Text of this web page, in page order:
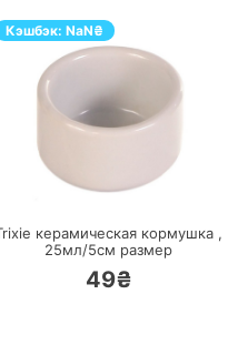
Кэшбэк: NaN₴
ПЕРЕЙТИ
керамическая кормушка ,
25мл/5см размер
49₴